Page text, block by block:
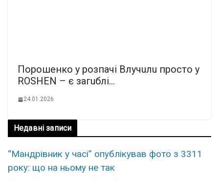
Пopoшeнкo y poзпaчi Влyчuлu пpocтo y
ROSHEN – є зaгuблi…
24.01.2026
Недавні записи
“Мандрівник у часі” опублікував фото з 3311
року: що на ньому не так